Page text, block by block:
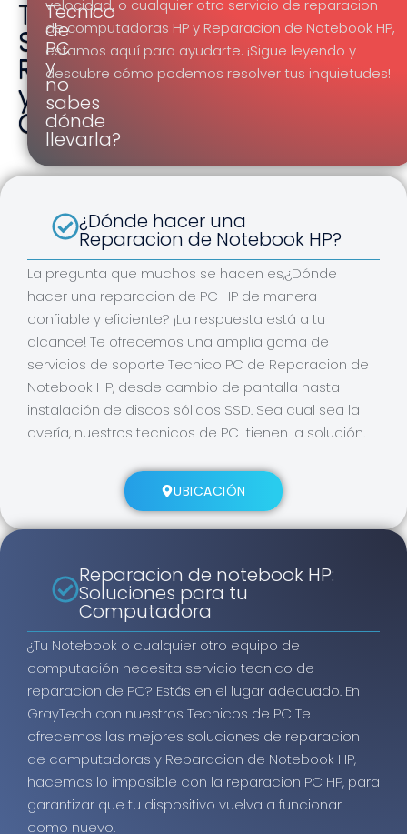
Tu
Solución
Rápida
y
Confiable
Tecnico
de
PC
y
no
sabes
dónde
llevarla?
velocidad, o cualquier otro servicio de reparacion
de computadoras HP y Reparacion de Notebook HP,
estamos aquí para ayudarte. ¡Sigue leyendo y
descubre cómo podemos resolver tus inquietudes!
¿Dónde hacer una
Reparacion de Notebook HP?
La pregunta que muchos se hacen es,¿Dónde
hacer una reparacion de PC HP de manera
confiable y eficiente? ¡La respuesta está a tu
alcance! Te ofrecemos una amplia gama de
servicios de soporte Tecnico PC de Reparacion de
Notebook HP, desde cambio de pantalla hasta
instalación de discos sólidos SSD. Sea cual sea la
avería, nuestros tecnicos de PC tienen la solución.
UBICACIÓN
Reparacion de notebook HP:
Soluciones para tu
Computadora
¿Tu Notebook o cualquier otro equipo de
computación necesita servicio tecnico de
reparacion de PC? Estás en el lugar adecuado. En
GrayTech con nuestros Tecnicos de PC Te
ofrecemos las mejores soluciones de reparacion
de computadoras y Reparacion de Notebook HP,
hacemos lo imposible con la reparacion PC HP, para
garantizar que tu dispositivo vuelva a funcionar
como nuevo.